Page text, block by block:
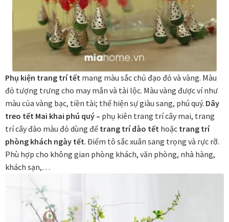
Đóng khung tranh canvas – tranh sơn dầu
Đóng khung tranh đính đá
Đóng khung tranh kính cho tranh ảnh, giấy mỹ thuật,
poster, bản vẽ tay
Đóng khung tranh sơn mài
Đóng khung tranh thêu
Giỏ hàng
Giới Thiệu Mia Home
Phụ kiện trang trí tết mang màu sắc chủ đạo đỏ và vàng. Màu
đỏ tượng trưng cho may mắn và tài lộc. Màu vàng được ví như
màu của vàng bạc, tiền tài; thể hiện sự giàu sang, phú quý. Dây
treo tết Mai khai phú quý – phụ kiên trang trí cây mai, trang
trí cây đào màu đỏ dùng để trang trí đào tết hoặc trang trí
phòng khách ngày tết. Điểm tô sắc xuân sang trọng và rực rỡ.
Phù hợp cho không gian phòng khách, văn phòng, nhà hàng,
khách sạn,…